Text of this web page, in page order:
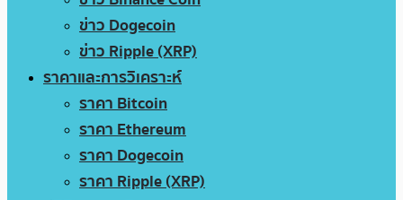
ข่าว Dogecoin
ข่าว Ripple (XRP)
ราคาและการวิเคราะห์
ราคา Bitcoin
ราคา Ethereum
ราคา Dogecoin
ราคา Ripple (XRP)